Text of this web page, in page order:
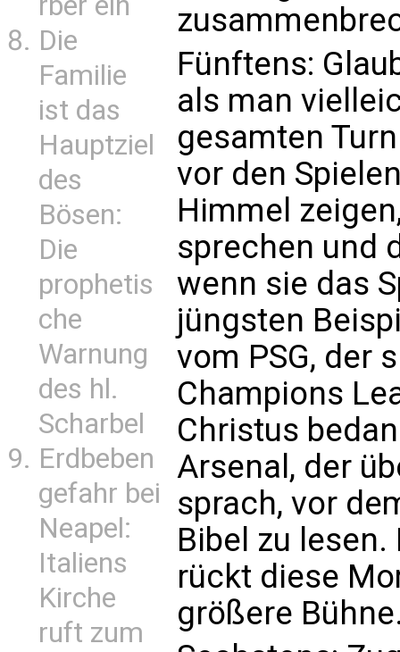
Die
Familie
ist das
Hauptziel
des
Bösen:
Die
prophetis
che
Warnung
des hl.
Scharbel
Erdbeben
gefahr bei
Neapel:
Italiens
Kirche
ruft zum
Fünftens:
als man
gesamten
vor den
Himmel
sprechen und
wenn sie das
jüngsten
vom PSG, der
Champions
Christus
Arsenal, der
sprach, vor
Bibel zu
rückt diese
größere